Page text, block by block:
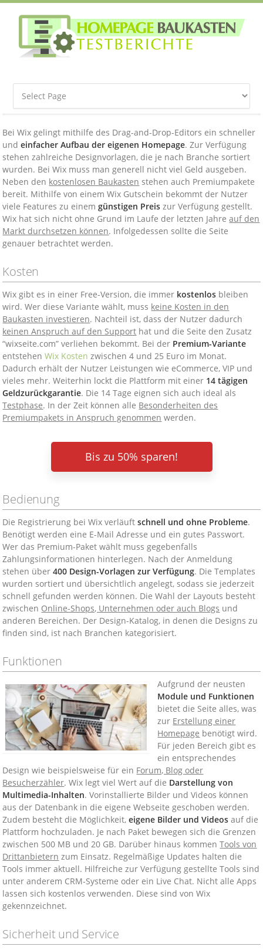
Bei Wix gelingt mithilfe des Drag-and-Drop-Editors ein schneller
undeinfacher Aufbau der eigenen Homepage. Zur Verfügung
stehen zahlreiche Designvorlagen, die je nach Branche sortiert
wurden. Bei Wix muss man generell nicht viel Geld ausgeben.
Neben den kostenlosen Baukasten stehen auch Premiumpakete
bereit. Mithilfe von einem Wix Gutschein bekommt der Nutzer
viele Features zu einemgünstigen Preis zur Verfügung gestellt.
Wix hat sich nicht ohne Grund im Laufe der letzten Jahreauf den
Markt durchsetzen können. Infolgedessen sollte die Seite
genauer betrachtet werden.
Kosten
Wix gibt es in einer Free-Version, die immer kostenlos bleiben
wird. Wer diese Variante wählt, muss keine Kosten in den
Baukasten investieren. Nachteil ist, dass der Nutzer dadurch
keinen Anspruch auf den Support hat und die Seite den Zusatz
“wixseite.com” verliehen bekommt. Bei der Premium-Variante
entstehenWix Kosten zwischen 4 und 25 Euro im Monat.
Dadurch erhält der Nutzer Leistungen wie eCommerce, VIP und
vieles mehr. Weiterhin lockt die Plattform mit einer 14 tägigen
Geldzurückgarantie. Die 14 Tage eignen sich auch ideal als
Testphase. In der Zeit können alle Besonderheiten des
Premiumpakets in Anspruch genommen werden.
Bis zu 50% sparen!
Bedienung
Die Registrierung bei Wix verläuftschnell und ohne Probleme.
Benötigt werden eine E-Mail Adresse und ein gutes Passwort.
Wer das Premium-Paket wählt muss gegebenfalls
Zahlungsinformationen hinterlegen. Nach der Anmeldung
stehen über400 Design-Vorlagen zur Verfügung. Die Templates
wurden sortiert und übersichtlich angelegt, sodass sie jederzeit
schnell gefunden werden können. Die Wahl der Layouts besteht
zwischen Online-Shops, Unternehmen oder auch Blogs und
anderen Bereichen. Der Design-Katalog, in denen die Designs zu
finden sind, ist nach Branchen kategorisiert.
Funktionen
Aufgrund der neusten
Module und Funktionen
bietet die Seite alles, was
zur Erstellung einer
Homepage benötigt wird.
Für jeden Bereich gibt es
ein entsprechendes
Design wie beispielsweise für ein Forum, Blog oder
Besucherzähler. Wix legt viel Wert auf die Darstellung von
Multimedia-Inhalten. Vorinstallierte Bilder und Videos können
aus der Datenbank in die eigene Webseite geschoben werden.
Zudem besteht die Möglichkeit,eigene Bilder und Videos auf die
Plattform hochzuladen. Je nach Paket bewegen sich die Grenzen
zwischen 500 MB und 20 GB. Darüber hinaus kommenTools von
Drittanbietern zum Einsatz. Regelmäßige Updates halten die
Tools immer aktuell. Hilfreiche zur Verfügung gestellte Tools sind
unter anderem CRM-Systeme oder ein Live Chat. Nicht alle Apps
lassen sich kostenlos verwenden. Diese sind von Wix
gekennzeichnet.
Sicherheit und Service